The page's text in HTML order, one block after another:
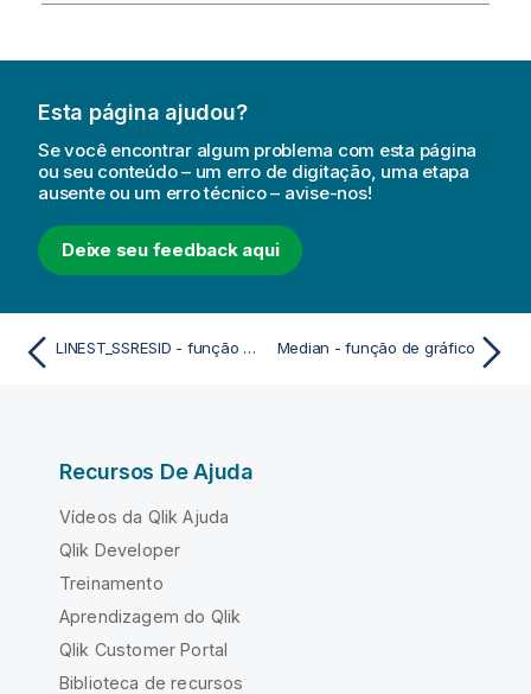
Esta página ajudou?
Se você encontrar algum problema com esta página
ou seu conteúdo – um erro de digitação, uma etapa
ausente ou um erro técnico – avise-nos!
Deixe seu feedback aqui
LINEST_SSRESID - função de gráfico Median - função de gráfico
Recursos De Ajuda
Vídeos da Qlik Ajuda
Qlik Developer
Treinamento
Aprendizagem do Qlik
Qlik Customer Portal
Biblioteca de recursos